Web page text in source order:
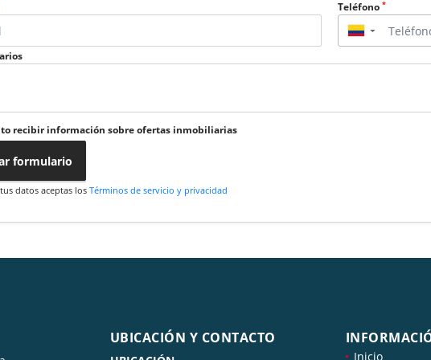
Teléfono *
▼
recibir información sobre ofertas inmobiliarias
formulario
datos aceptas losTérminos de servicio y privacidad
UBICACIÓN Y CONTACTO
Inicio